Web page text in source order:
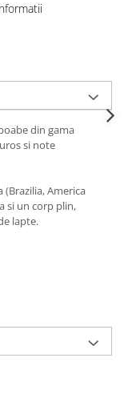
din gama
si note
(Brazilia, America
si un corp plin,
lapte.